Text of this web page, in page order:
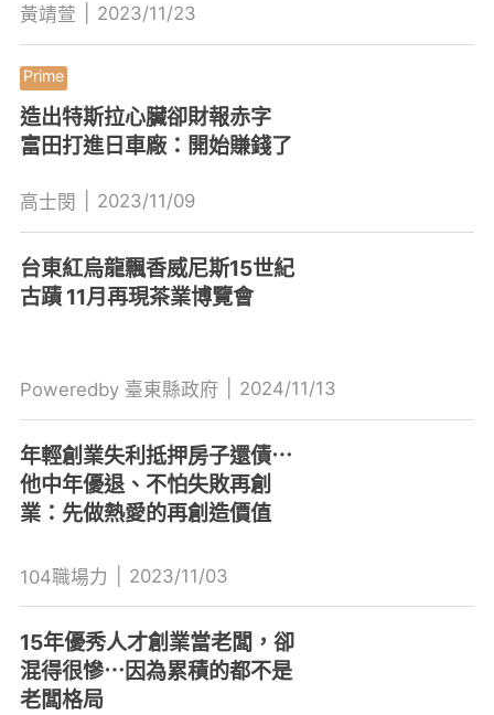
黃靖萱 2023/11/23
造出特斯拉心臟卻財報赤字
富田打進日車廠：開始賺錢了
高士閔 2023/11/09
台東紅烏龍飄香威尼斯15世紀
古蹟 11月再現茶業博覽會
Poweredby 臺東縣政府 2024/11/13
年輕創業失利抵押房子還債⋯
他中年優退、不怕失敗再創
業：先做熱愛的再創造價值
104職場力 2023/11/03
15年優秀人才創業當老闆，卻
混得很慘⋯因為累積的都不是
老闆格局